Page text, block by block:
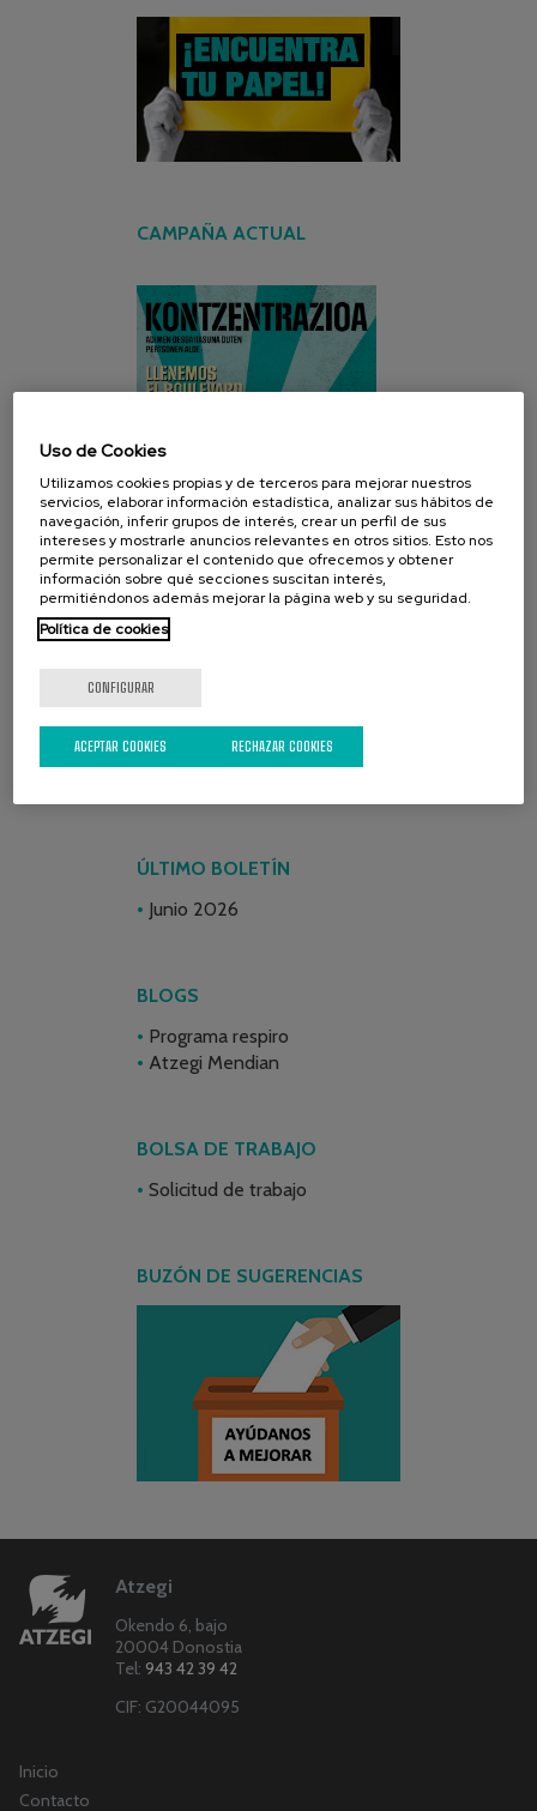
CAMPAÑA ACTUAL
REDES SOCIALES
ÚLTIMO BOLETÍN
Junio 2026
BLOGS
Programa respiro
Atzegi Mendian
BOLSA DE TRABAJO
Solicitud de trabajo
BUZÓN DE SUGERENCIAS
Atzegi
Okendo 6, bajo
20004 Donostia
Tel: 943 42 39 42
CIF: G20044095
Inicio
Contacto
Uso de Cookies
Utilizamos cookies propias y de terceros para mejorar nuestros
servicios, elaborar información estadística, analizar sus hábitos de
navegación, inferir grupos de interés, crear un perfil de sus
intereses y mostrarle anuncios relevantes en otros sitios. Esto nos
permite personalizar el contenido que ofrecemos y obtener
información sobre qué secciones suscitan interés,
permitiéndonos además mejorar la página web y su seguridad.
Política de cookies
CONFIGURAR
RECHAZAR COOKIES
ACEPTAR COOKIES